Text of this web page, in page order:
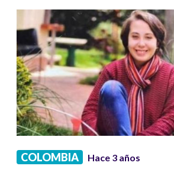
COLOMBIA Hace 3 años